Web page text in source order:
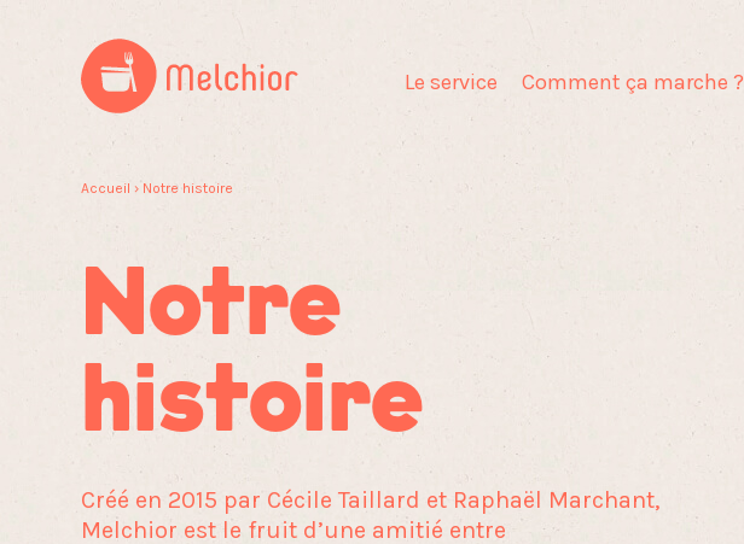
Le service Comment ça marche ?
Accueil › Notre histoire
Notre
histoire
Créé en 2015 par Cécile Taillard et Raphaël Marchant,
Melchior est le fruit d’une amitié entre